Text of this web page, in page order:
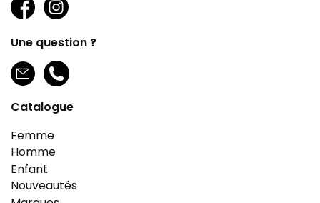
Une question ?
Catalogue
Femme
Homme
Enfant
Nouveautés